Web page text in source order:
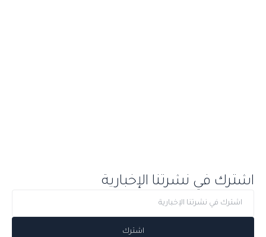
اشترك في نشرتنا الإخبارية